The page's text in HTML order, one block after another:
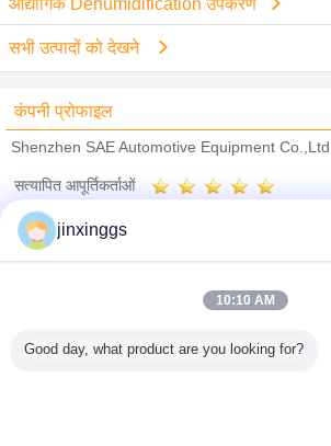
औद्योगिक Dehumidification उपकरण
सभी उत्पादों को देखने
कंपनी प्रोफाइल
Shenzhen SAE Automotive Equipment Co.,Ltd
सत्यापित आपूर्तिकर्ताओं
Trust Seal
सभी उत्पाद
jinxinggs
10:10 AM
Good day, what product are you looking for?